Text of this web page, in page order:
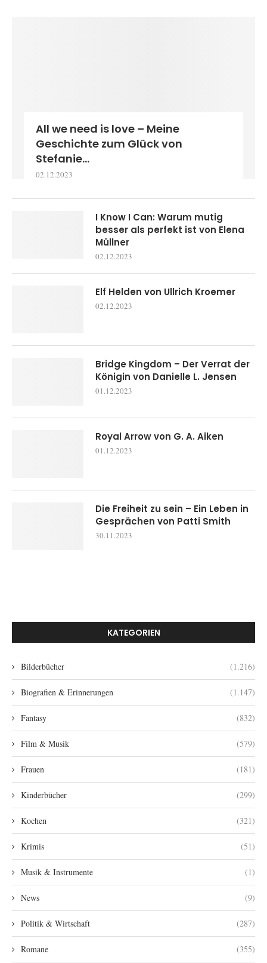
All we need is love – Meine
Geschichte zum Glück von
Stefanie...
02.12.2023
I Know I Can: Warum mutig
besser als perfekt ist von Elena
Müllner
02.12.2023
Elf Helden von Ullrich Kroemer
02.12.2023
Bridge Kingdom – Der Verrat der
Königin von Danielle L. Jensen
01.12.2023
Royal Arrow von G. A. Aiken
01.12.2023
Die Freiheit zu sein – Ein Leben in
Gesprächen von Patti Smith
30.11.2023
KATEGORIEN
Bilderbücher (1.216)
Biografien & Erinnerungen (1.147)
Fantasy (832)
Film & Musik (579)
Frauen (181)
Kinderbücher (299)
Kochen (321)
Krimis (51)
Musik & Instrumente (1)
News (9)
Politik & Wirtschaft (287)
Romane (355)